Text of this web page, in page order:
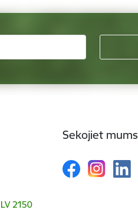
2150
Sekojiet mums